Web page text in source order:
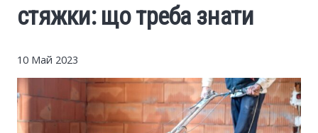
Politics
стяжки: що треба знати
10 Май 2023